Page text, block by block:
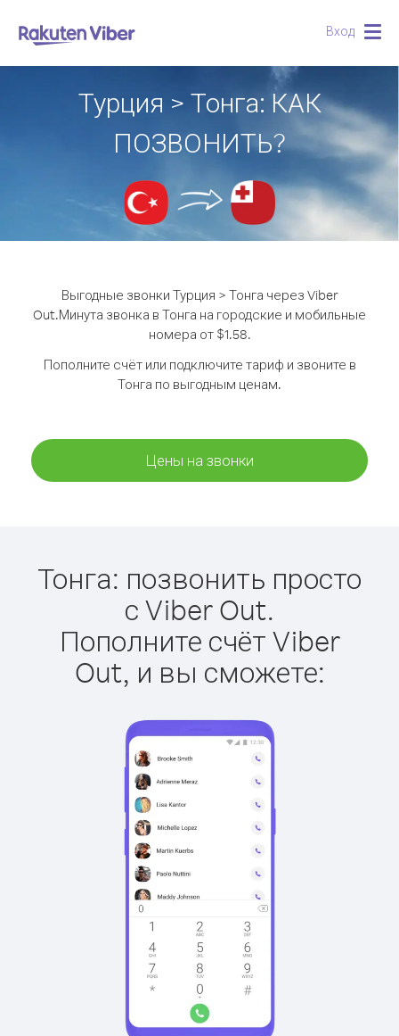
Вход
Турция > Тонга: КАК
ПОЗВОНИТЬ?
Выгодные звонки Турция > Тонга через Viber
Out.Минута звонка в Тонга на городские и мобильные
номера от $1.58.
Пополните счёт или подключите тариф и звоните в
Тонга по выгодным ценам.
Цены на звонки
Тонга: позвонить просто
с Viber Out.
Пополните счёт Viber
Out, и вы сможете: